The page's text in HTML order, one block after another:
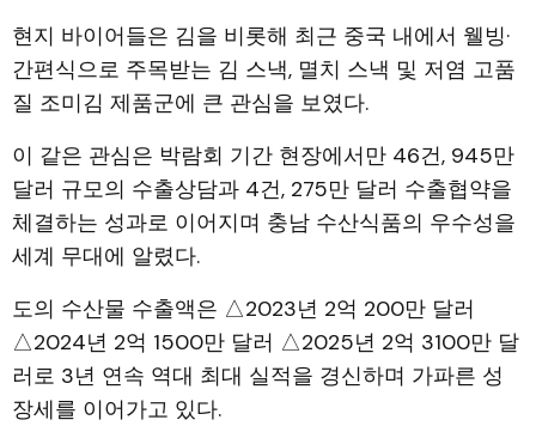
현지 바이어들은 김을 비롯해 최근 중국 내에서 웰빙·
간편식으로 주목받는 김 스낵, 멸치 스낵 및 저염 고품
질 조미김 제품군에 큰 관심을 보였다.
이 같은 관심은 박람회 기간 현장에서만 46건, 945만
달러 규모의 수출상담과 4건, 275만 달러 수출협약을
체결하는 성과로 이어지며 충남 수산식품의 우수성을
세계 무대에 알렸다.
도의 수산물 수출액은 △2023년 2억 200만 달러
△2024년 2억 1500만 달러 △2025년 2억 3100만 달
러로 3년 연속 역대 최대 실적을 경신하며 가파른 성
장세를 이어가고 있다.